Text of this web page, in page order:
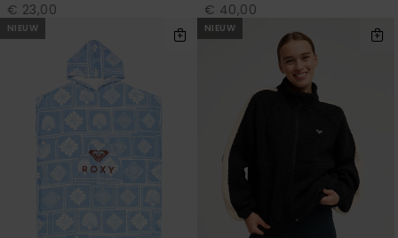
€ 23,00 € 40,00
NIEUW NIEUW